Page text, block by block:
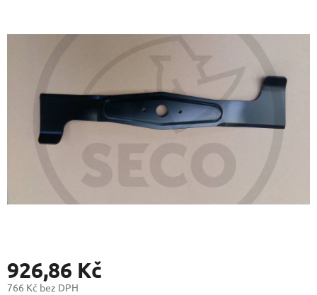
926,86 Kč
766 Kč bez DPH